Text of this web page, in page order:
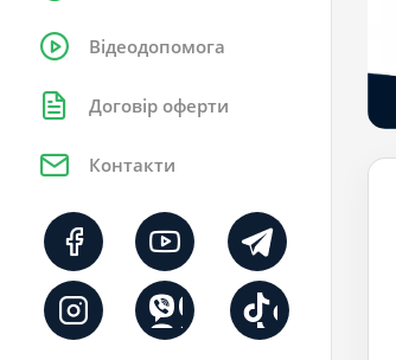
Відеодопомога
Договір оферти
Контакти